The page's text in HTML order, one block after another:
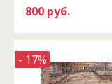
800 руб.
- 17%